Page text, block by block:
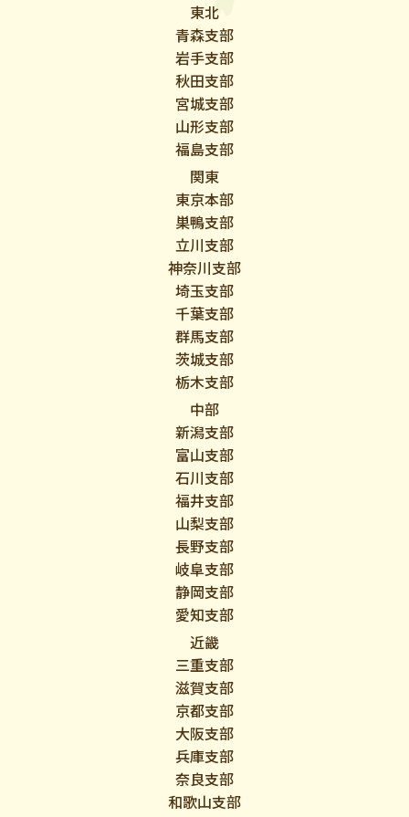
東北
青森支部
岩手支部
秋田支部
宮城支部
山形支部
福島支部
関東
東京本部
巣鴨支部
立川支部
神奈川支部
埼玉支部
千葉支部
群馬支部
茨城支部
栃木支部
中部
新潟支部
富山支部
石川支部
福井支部
山梨支部
長野支部
岐阜支部
静岡支部
愛知支部
近畿
三重支部
滋賀支部
京都支部
大阪支部
兵庫支部
奈良支部
和歌山支部